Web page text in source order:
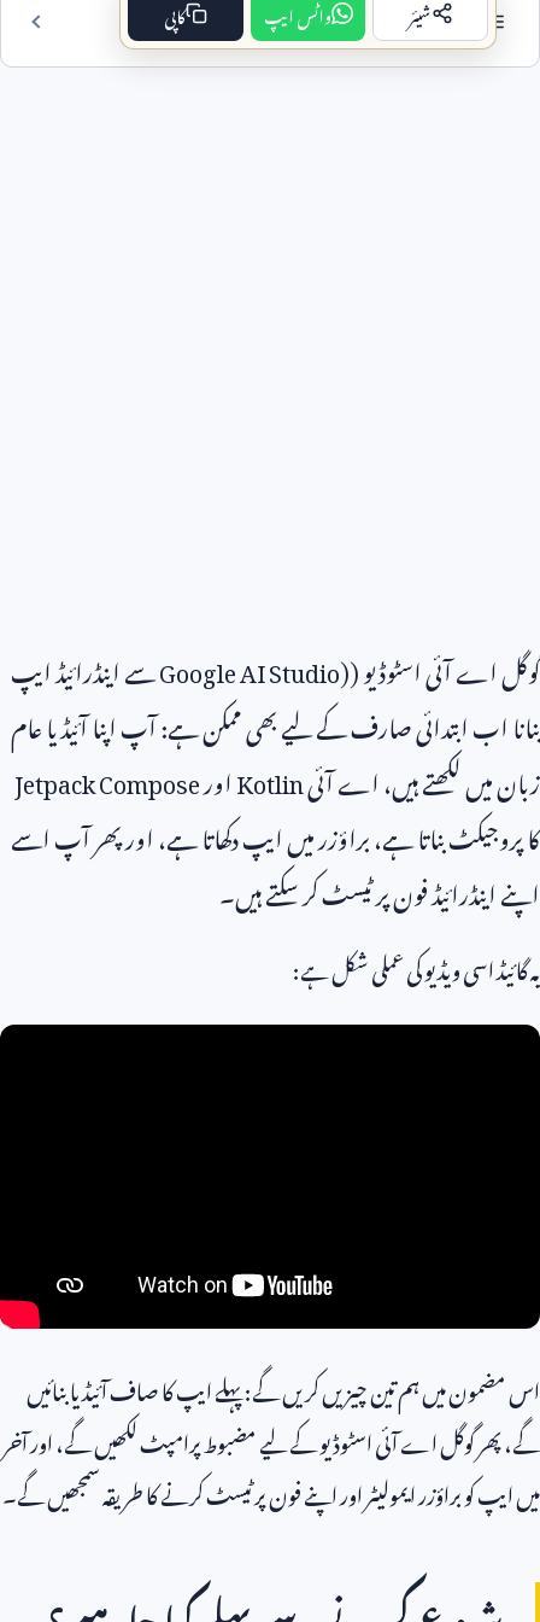
فہرست مضمون
آئی اسٹوڈیو (Google AI Studio)سے اینڈرائیڈ ایپ
ابتدائی صارف کے لیے بھی ممکن ہے: آپ اپنا آئیڈیا عام
لکھتے ہیں، اے آئیKotlinاورJetpack Compose
بناتا ہے، براؤزر میں ایپ دکھاتا ہے، اور پھر آپ اسے
فون پر ٹیسٹ کر سکتے ہیں۔
اسی ویڈیو کی عملی شکل ہے:
میں ہم تین چیزیں کریں گے: پہلے ایپ کا صاف آئیڈیا بنائیں
گوگل اے آئی اسٹوڈیو کے لیے مضبوط پرامپٹ لکھیں گے، اور آخر
کو براؤزر ایمولیٹر اور اپنے فون پر ٹیسٹ کرنے کا طریقہ سمجھیں گے۔
شیئر واٹس ایپ